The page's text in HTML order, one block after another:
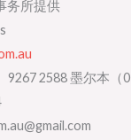
务所提供
2588 墨尔本（